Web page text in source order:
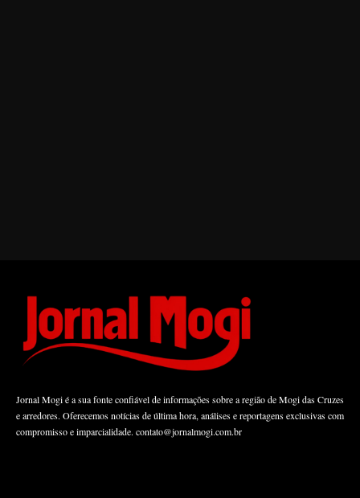
Jornal Mogi é a sua fonte confiável de informações sobre a região de Mogi das Cruzes
e arredores. Oferecemos notícias de última hora, análises e reportagens exclusivas com
compromisso e imparcialidade. contato@jornalmogi.com.br